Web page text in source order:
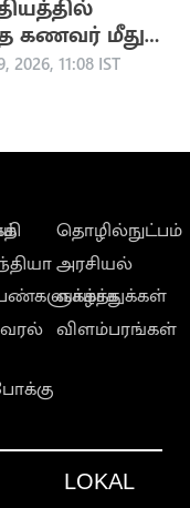
கணவர் மீது
தொடர்ந்த
2026, 11:08 IST
தொழில்நுட்பம்
அரசியல்
வாழ்த்துக்கள்
விளம்பரங்கள்
LOKAL